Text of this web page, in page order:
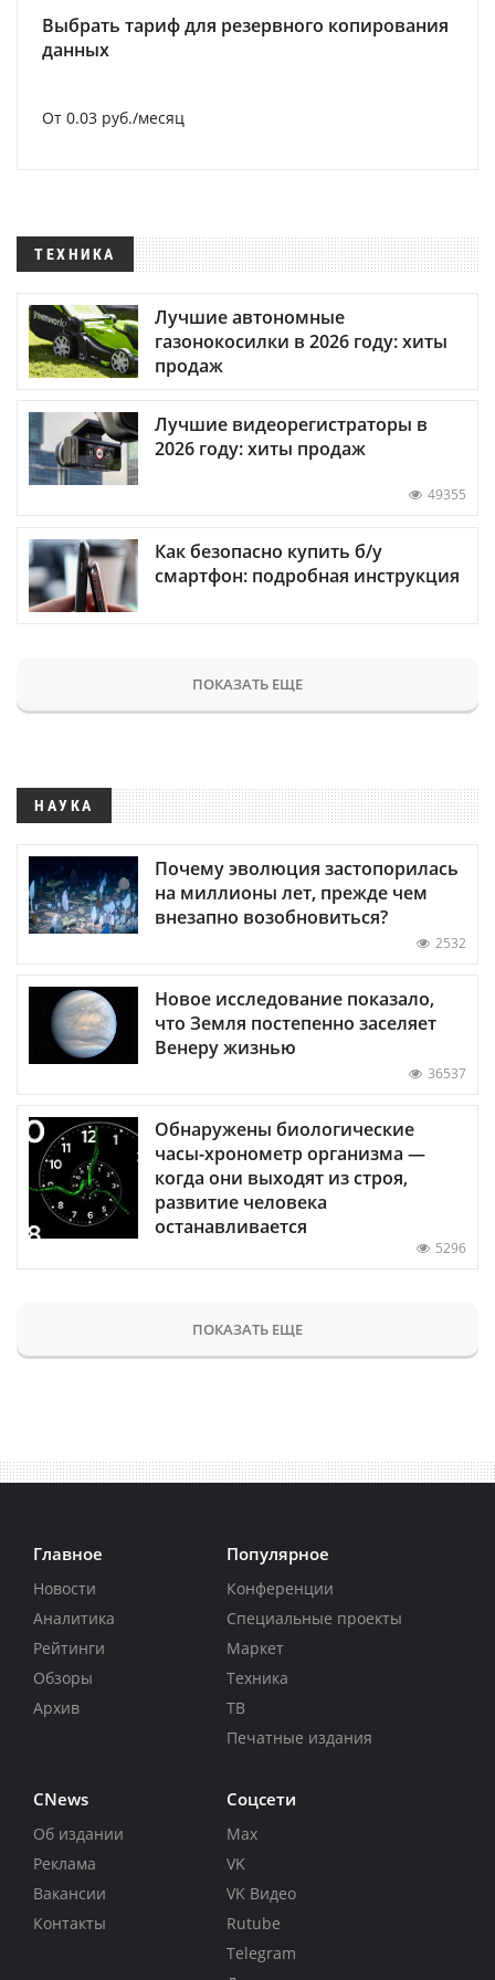
Выбрать тариф для резервного копирования
данных
От 0.03 руб./месяц
ТЕХНИКА
Лучшие автономные
газонокосилки в 2026 году: хиты
продаж
Лучшие видеорегистраторы в
2026 году: хиты продаж
49355
Как безопасно купить б/у
смартфон: подробная инструкция
ПОКАЗАТЬ ЕЩЕ
НАУКА
Почему эволюция застопорилась
на миллионы лет, прежде чем
внезапно возобновиться?
2532
Новое исследование показало,
что Земля постепенно заселяет
Венеру жизнью
36537
Обнаружены биологические
часы-хронометр организма —
когда они выходят из строя,
развитие человека
останавливается
5296
ПОКАЗАТЬ ЕЩЕ
Главное
Новости
Аналитика
Рейтинги
Обзоры
Архив
Популярное
Конференции
Специальные проекты
Маркет
Техника
ТВ
Печатные издания
CNews
Об издании
Реклама
Вакансии
Контакты
Соцсети
Max
VK
VK Видео
Rutube
Telegram